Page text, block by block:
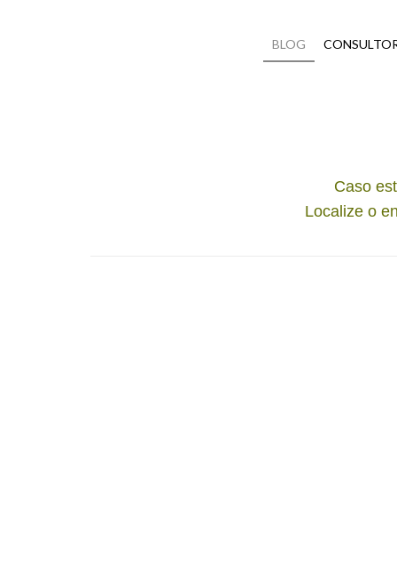
BLOG
Caso
Localize o